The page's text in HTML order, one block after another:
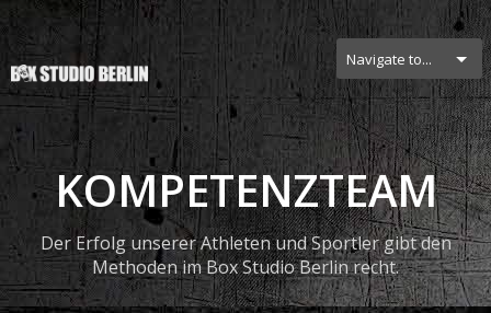
Navigate to...
KOMPETENZTEAM
Der Erfolg unserer Athleten und Sportler gibt den
Methoden im Box Studio Berlin recht.